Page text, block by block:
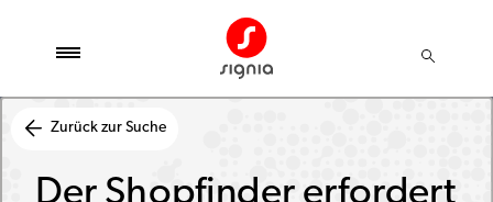
Zurück zur Suche
Der Shopfinder erfordert